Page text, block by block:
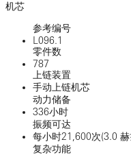
机芯
参考编号
L096.1
零件数
787
上链装置
手动上链机芯
动力储备
336小时
振频可达
每小时21,600次(3.0 赫
复杂功能